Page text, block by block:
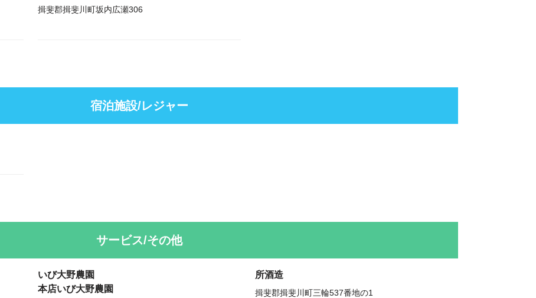
揖斐郡揖斐川町坂内広瀬306
宿泊施設/レジャー
サービス/その他
いび大野農園
本店いび大野農園
所酒造
揖斐郡揖斐川町三輪537番地の1